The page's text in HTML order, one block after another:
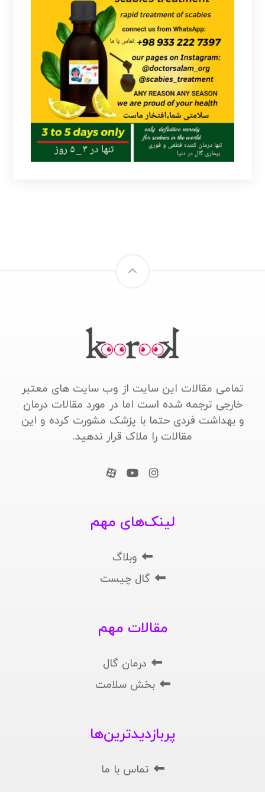
تمامی مقالات این سایت از وب سایت های معتبر
خارجی ترجمه شده است اما در مورد مقالات درمان
و بهداشت فردی حتما با پزشک مشورت کرده و این
مقالات را ملاک قرار ندهید.
لینک‌های مهم
وبلاگ
گال چیست
مقالات مهم
درمان گال
بخش سلامت
پربازدیدترین‌ها
تماس با ما